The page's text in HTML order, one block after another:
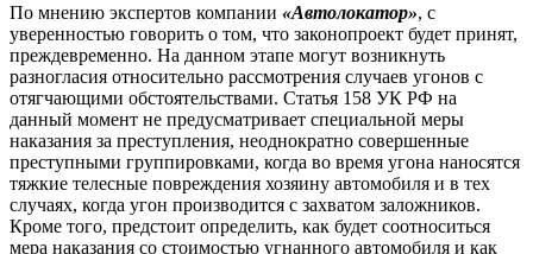
По мнению экспертов компании «Автолокатор», с
уверенностью говорить о том, что законопроект будет принят,
преждевременно. На данном этапе могут возникнуть
разногласия относительно рассмотрения случаев угонов с
отягчающими обстоятельствами. Статья 158 УК РФ на
данный момент не предусматривает специальной меры
наказания за преступления, неоднократно совершенные
преступными группировками, когда во время угона наносятся
тяжкие телесные повреждения хозяину автомобиля и в тех
случаях, когда угон производится с захватом заложников.
Кроме того, предстоит определить, как будет соотноситься
мера наказания со стоимостью угнанного автомобиля и как